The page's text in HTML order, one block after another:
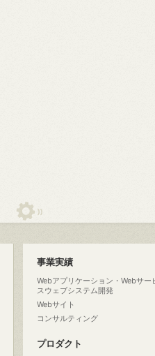
事業実績
Webアプリケーション・Webサー
スウェブシステム開発
Webサイト
コンサルティング
プロダクト